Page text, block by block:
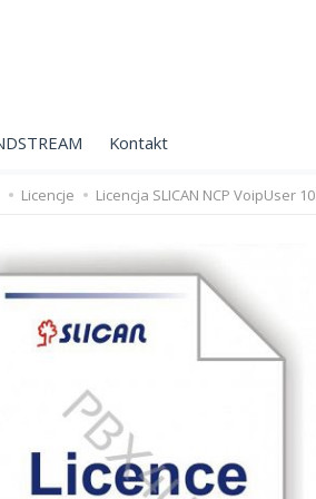
Kontakt
Licencje Licencja SLICAN NCP VoipUser 10